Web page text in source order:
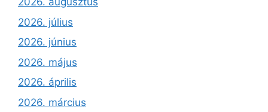
2026. július
2026. június
2026. május
2026. április
2026. március